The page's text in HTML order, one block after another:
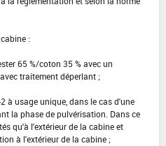
:
65 %/coton 35 % avec un
traitement déperlant ;
à usage unique, dans le cas d'une
la phase de pulvérisation. Dans ce
qu'à l'extérieur de la cabine et
à l'extérieur de la cabine ;